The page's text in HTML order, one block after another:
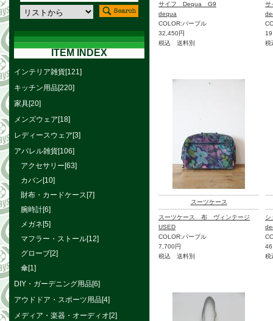
サイフ Dequa G9
dequa
COLOR:パープル
32,450円
税込 送料別
税
スーツケース
スーツケース 布 ヴィンテージ
USED
COLOR:パープル
7,700円
税込 送料別
税
ITEM INDEX
インテリア雑貨[121]
キッチン用品[220]
家具[20]
メンズウェア[18]
レディースウェア[3]
アパレル雑貨[106]
アクセサリー[63]
カバン[10]
財布・カードケース[7]
腕時計[6]
メガネ[5]
マフラー・ストール[12]
グローブ[2]
傘[1]
DIY・ガーデニング用品[6]
アウドドア・スポーツ用品[4]
メディア・楽器・オーディオ[2]